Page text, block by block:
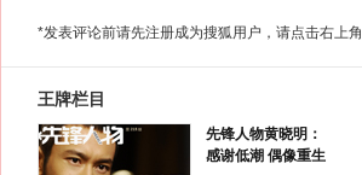
*发表评论前请先注册成为搜狐用户，请点击右上角
王牌栏目
先锋人物黄晓明：
感谢低潮 偶像重生